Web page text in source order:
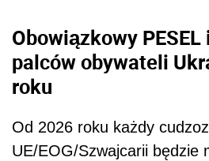
Obowiązkowy
palców obywateli
roku
Od 2026 roku każdy
UE/EOG/Szwajcarii będzie